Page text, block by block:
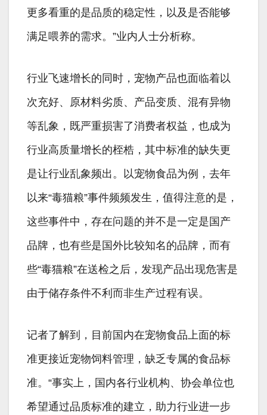
更多看重的是品质的稳定性，以及是否能够
满足喂养的需求。”业内人士分析称。
行业飞速增长的同时，宠物产品也面临着以
次充好、原材料劣质、产品变质、混有异物
等乱象，既严重损害了消费者权益，也成为
行业高质量增长的桎梏，其中标准的缺失更
是让行业乱象频出。以宠物食品为例，去年
以来“毒猫粮”事件频频发生，值得注意的是，
这些事件中，存在问题的并不是一定是国产
品牌，也有些是国外比较知名的品牌，而有
些“毒猫粮”在送检之后，发现产品出现危害是
由于储存条件不利而非生产过程有误。
记者了解到，目前国内在宠物食品上面的标
准更接近宠物饲料管理，缺乏专属的食品标
准。“事实上，国内各行业机构、协会单位也
希望通过品质标准的建立，助力行业进一步